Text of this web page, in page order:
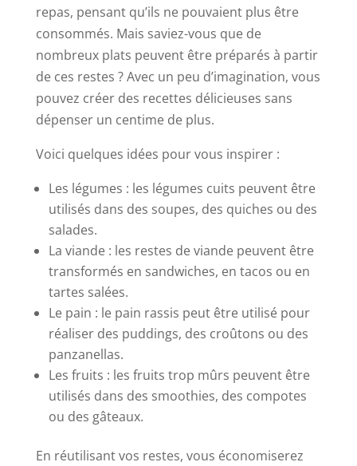
repas, pensant qu’ils ne pouvaient plus être
consommés. Mais saviez-vous que de
nombreux plats peuvent être préparés à partir
de ces restes ? Avec un peu d’imagination, vous
pouvez créer des recettes délicieuses sans
dépenser un centime de plus.
Voici quelques idées pour vous inspirer :
Les légumes : les légumes cuits peuvent être
utilisés dans des soupes, des quiches ou des
salades.
La viande : les restes de viande peuvent être
transformés en sandwiches, en tacos ou en
tartes salées.
Le pain : le pain rassis peut être utilisé pour
réaliser des puddings, des croûtons ou des
panzanellas.
Les fruits : les fruits trop mûrs peuvent être
utilisés dans des smoothies, des compotes
ou des gâteaux.
En réutilisant vos restes, vous économiserez